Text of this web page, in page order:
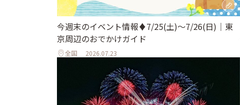
今週末のイベント情報♦︎7/25(土)〜7/26(日)｜東
京周辺のおでかけガイド
全国 2026.07.23